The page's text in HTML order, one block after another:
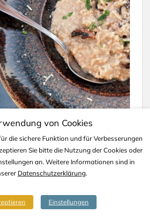
DATENSCHUTZ KONTAKT
© 2020-2026 TJS YACHTING
von Cookies
die sichere Funktion und für Verbesserungen
Sie bitte die Nutzung der Cookies oder
an. Weitere Informationen sind in
Datenschutzerklärung.
Einstellungen